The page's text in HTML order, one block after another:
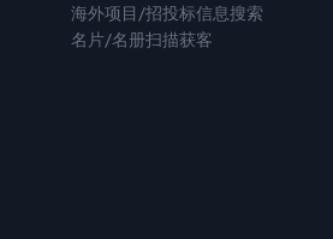
海外项目/招投标信息搜索
名片/名册扫描获客